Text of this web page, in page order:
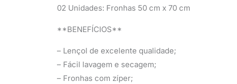
02 Unidades: Fronhas 50 cm x 70 cm
**BENEFÍCIOS**
– Lençol de excelente qualidade;
– Fácil lavagem e secagem;
– Fronhas com zíper;